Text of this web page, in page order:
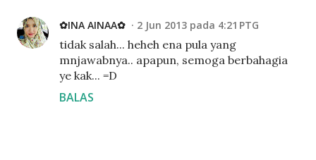
✿INA AINAA✿ 2 Jun 2013 pada 4:21 PTG
tidak salah... heheh ena pula yang
mnjawabnya.. apapun, semoga berbahagia
ye kak... =D
BALAS